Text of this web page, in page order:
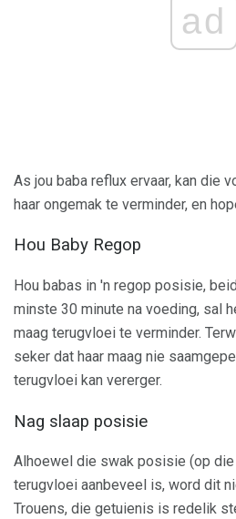
ad
As jou baba reflux ervaar, kan die
haar ongemak te verminder, en
Hou Baby Regop
Hou babas in 'n regop posisie,
minste 30 minute na voeding, sal
maag terugvloei te verminder.
seker dat haar maag nie
terugvloei kan vererger.
Nag slaap posisie
Alhoewel die swak posisie (op
terugvloei aanbeveel is, word dit
Trouens, die getuienis is redelik